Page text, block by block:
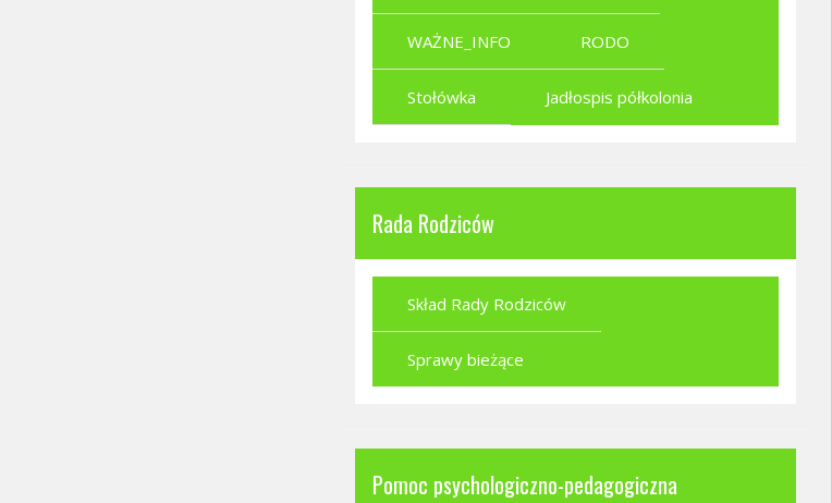
WAŻNE_INFO RODO
Stołówka Jadłospis półkolonia
Rada Rodziców
Skład Rady Rodziców
Sprawy bieżące
Pomoc psychologiczno-pedagogiczna